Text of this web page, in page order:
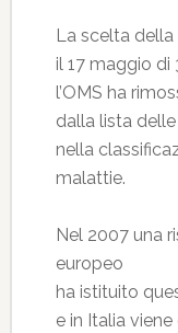
La scelta
il 17 maggio di
l’OMS ha
dalla lista
nella
malattie.
Nel 2007 una
europeo
ha istituito
e in Italia